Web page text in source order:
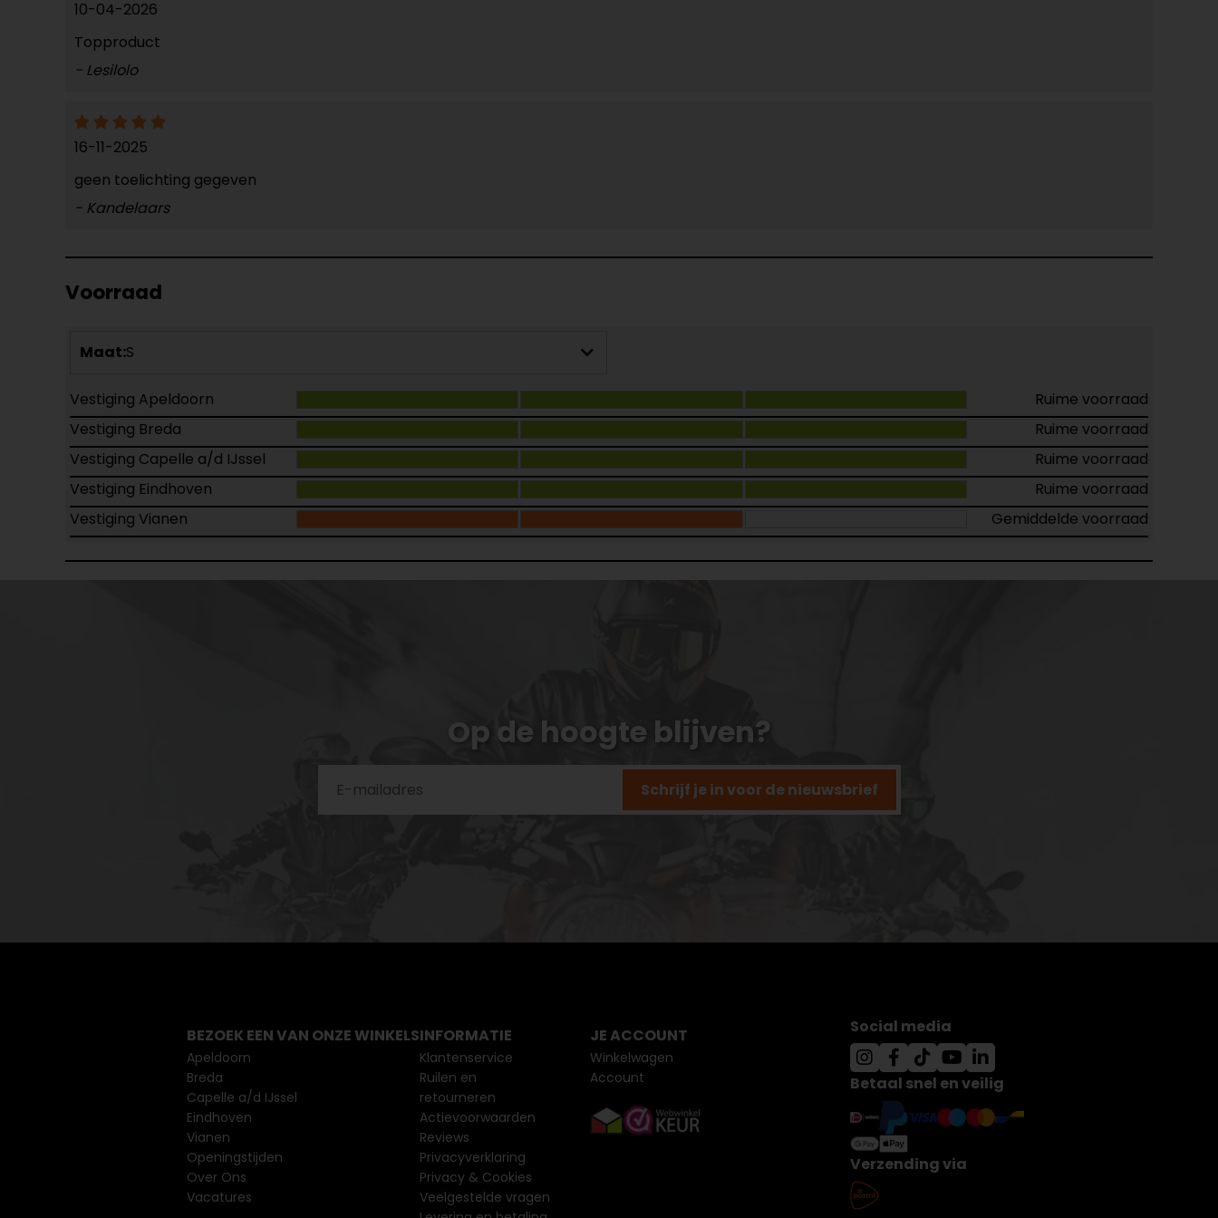
10-04-2026
Topproduct
- Lesilolo
16-11-2025
geen toelichting gegeven
- Kandelaars
Voorraad
Maat:S
Vestiging Apeldoorn
Ruime voorraad
Vestiging Breda
Ruime voorraad
Vestiging Capelle a/d IJssel
Ruime voorraad
Vestiging Eindhoven
Ruime voorraad
Vestiging Vianen
Gemiddelde voorraad
Op de hoogte blijven?
Schrijf je in voor de nieuwsbrief
BEZOEK EEN VAN ONZE WINKELS
Apeldoorn
Breda
Capelle a/d IJssel
Eindhoven
Vianen
Openingstijden
Over Ons
Vacatures
INFORMATIE
Klantenservice
Ruilen en
retourneren
Actievoorwaarden
Reviews
Privacyverklaring
Privacy & Cookies
Veelgestelde vragen
JE ACCOUNT
Winkelwagen
Account
Social media
Betaal snel en veilig
Verzending via